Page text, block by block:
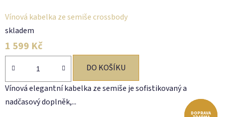
DOPRAVA
DOPRAVA
DOPRAVA
Vínová kabelka ze semiše crossbody
skladem
1 599 Kč
DO KOŠÍKU
Vínová elegantní kabelka ze semiše je sofistikovaný a
nadčasový doplněk,...